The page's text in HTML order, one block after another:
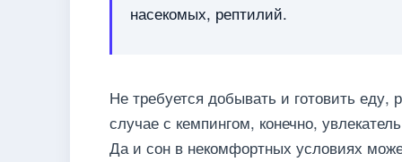
насекомых, рептилий.
Не требуется добывать и готовить еду,
случае с кемпингом, конечно,
Да и сон в некомфортных условиях